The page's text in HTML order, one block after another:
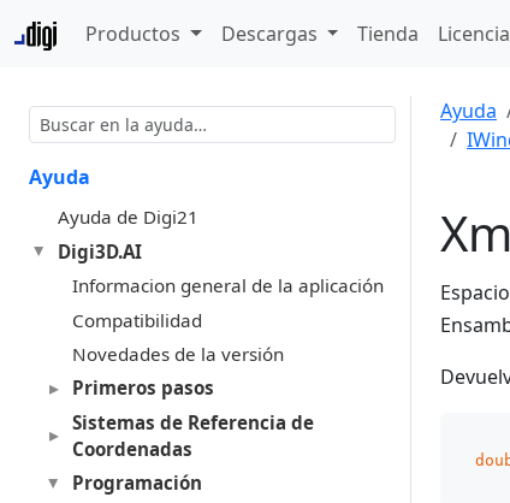
Productos Descargas Tienda
Ayuda
Ayuda de Digi21
Digi3D.AI
Informacion general de la aplicación
Compatibilidad
Novedades de la versión
Primeros pasos
Sistemas de Referencia de
Coordenadas
Programación
Ayuda